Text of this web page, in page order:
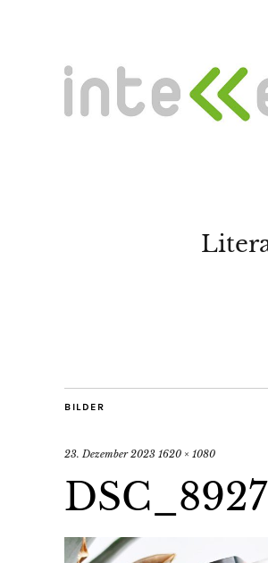
BILDER
23. Dezember 2023 1620 × 1080
DSC_8927